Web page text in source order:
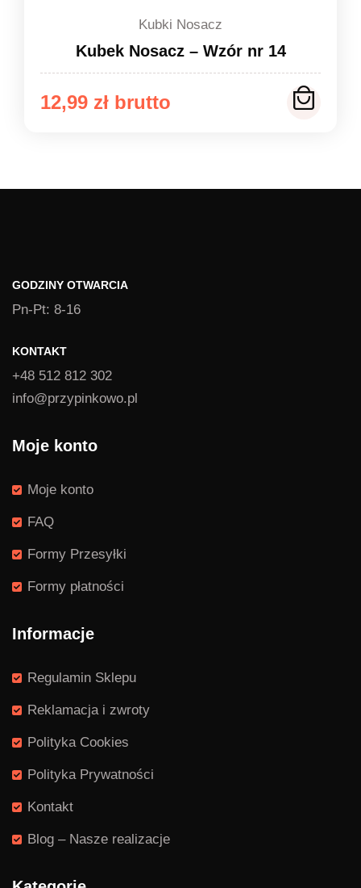
Kubki Nosacz
Kubek Nosacz – Wzór nr 14
12,99 zł
GODZINY OTWARCIA
Pn-Pt: 8-16
KONTAKT
+48 512 812 302
info@przypinkowo.pl
Moje konto
Moje konto
FAQ
Formy Przesyłki
Formy płatności
Informacje
Regulamin Sklepu
Reklamacja i zwroty
Polityka Cookies
Polityka Prywatności
Kontakt
Blog – Nasze realizacje